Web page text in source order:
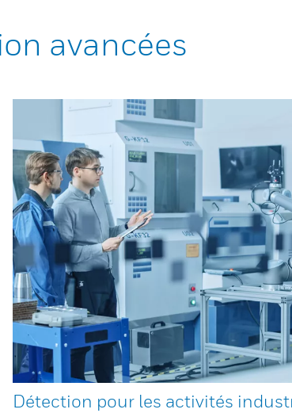
avancées
Détection pour les activités